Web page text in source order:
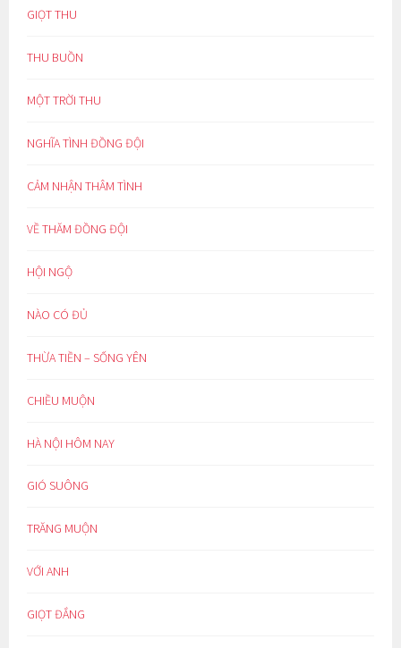
GIỌT THU
THU BUỒN
MỘT TRỜI THU
NGHĨA TÌNH ĐỒNG ĐỘI
CẢM NHẬN THÂM TÌNH
VỀ THĂM ĐỒNG ĐỘI
HỘI NGỘ
NÀO CÓ ĐỦ
THỪA TIỀN – SỐNG YÊN
CHIỀU MUỘN
HÀ NỘI HÔM NAY
GIÓ SUÔNG
TRĂNG MUỘN
VỚI ANH
GIỌT ĐẮNG